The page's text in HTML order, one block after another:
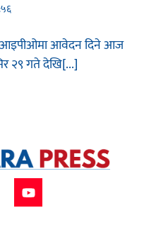
आइपीओमा आवेदन दिने आज
२९ गते देखि[...]